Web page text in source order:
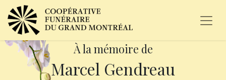
À la mémoire de
Marcel Gendreau